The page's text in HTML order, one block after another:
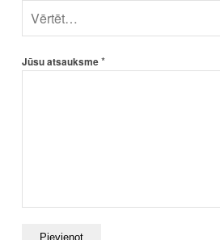
Jūsu atsauksme*